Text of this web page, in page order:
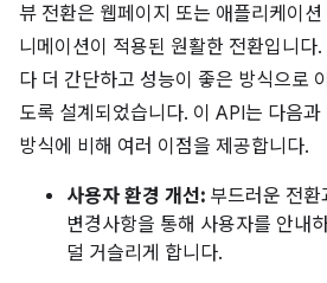
뷰 전환은 웹페이지 또는 애플리케이
니메이션이 적용된 원활한 전환입니다.
다 더 간단하고 성능이 좋은 방식으로
도록 설계되었습니다. 이 API는 다음
방식에 비해 여러 이점을 제공합니다.
사용자 환경 개선: 부드러운 전환
변경사항을 통해 사용자를 안내
덜 거슬리게 합니다.